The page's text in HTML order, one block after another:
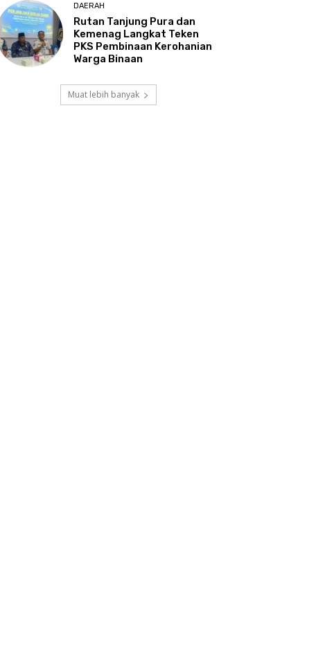
DAERAH
Rutan Tanjung Pura dan
Kemenag Langkat Teken
PKS Pembinaan Kerohanian
Warga Binaan
Muat lebih banyak